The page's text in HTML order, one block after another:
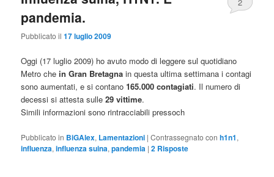
pandemia.
Pubblicato il17 luglio 2009
2
Oggi (17 luglio 2009) ho avuto modo di leggere sul quotidiano
Metro chein Gran Bretagna in questa ultima settimana i contagi
sono aumentati, e si contano165.000 contagiati. Il numero di
decessi si attesta sulle29 vittime.
Simili informazioni sono rintracciabili pressoch
Pubblicato in BiGAlex, Lamentazioni |Contrassegnato con h1n1,
influenza,influenza suina,pandemia |2 Risposte